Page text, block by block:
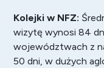
Kolejki w NFZ:
wizytę wynosi 84
województwach z
50 dni, w dużych